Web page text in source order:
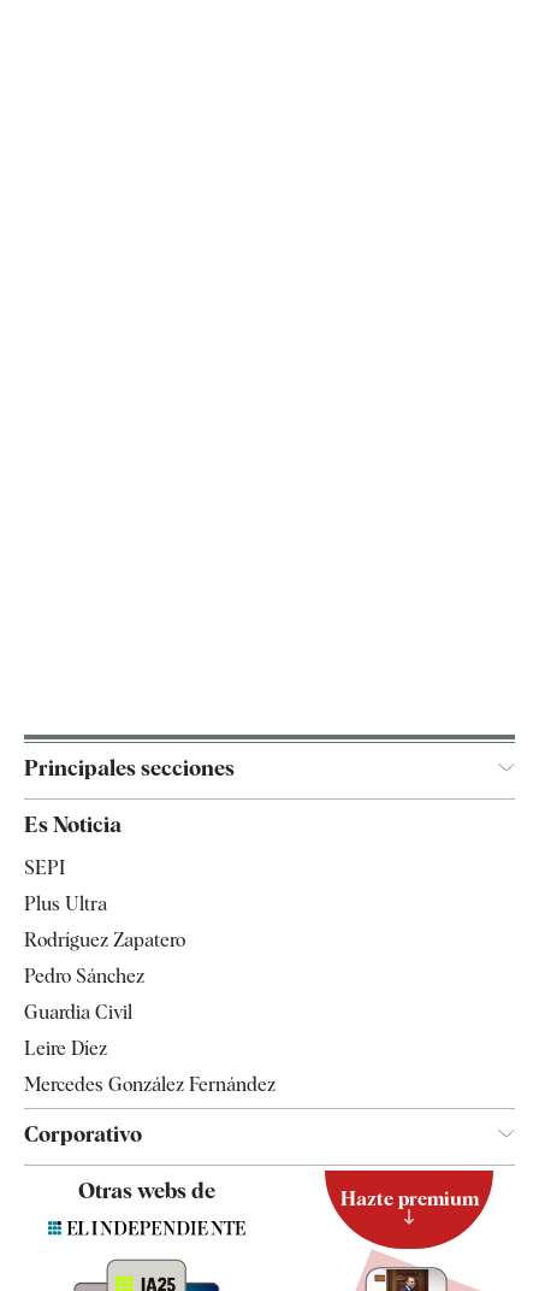
Principales secciones
Televisión
Es Noticia
SEPI
Plus Ultra
Rodríguez Zapatero
Pedro Sánchez
Guardia Civil
Leire Díez
Mercedes González Fernández
Corporativo
Otras webs de Hazte premium